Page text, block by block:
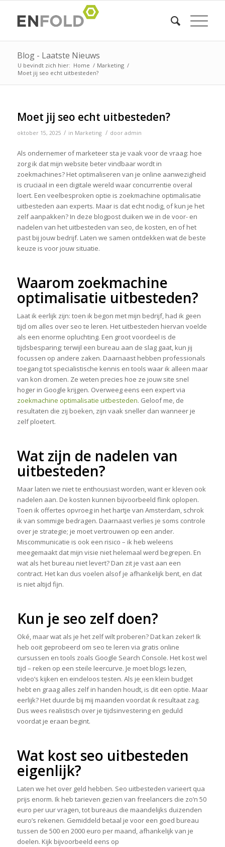
Blog - Laatste Nieuws
U bevindt zich hier: Home / Marketing /
Moet jij seo echt uitbesteden?
Moet jij seo echt uitbesteden?
oktober 15, 2025 / in Marketing / door admin
Als ondernemer of marketeer sta je vaak voor de vraag: hoe
zorg ik dat mijn website beter vindbaar wordt in
zoekmachines? Het optimaliseren van je online aanwezigheid
is cruciaal in een digitale wereld waar concurrentie overal
loert. Een veelbesproken optie is zoekmachine optimalisatie
uitbesteden aan experts. Maar is dat echt nodig, of kun je het
zelf aanpakken? In deze blogpost duiken we in de voor- en
nadelen van het uitbesteden van seo, de kosten, en of het
past bij jouw bedrijf. Laten we samen ontdekken wat de beste
keuze is voor jouw situatie.
Waarom zoekmachine
optimalisatie uitbesteden?
Laat ik eerlijk zijn: toen ik begon met mijn bedrijf, had ik geen
tijd om alles over seo te leren. Het uitbesteden hiervan voelde
als een enorme opluchting. Een groot voordeel is de
tijdsbesparing; terwijl een bureau aan de slag gaat, kun jij
focussen op andere zaken. Daarnaast hebben professionals
toegang tot specialistische kennis en tools waar ik alleen maar
van kon dromen. Ze weten precies hoe ze jouw site snel
hoger in Google krijgen. Overweeg eens een expert via
zoekmachine optimalisatie uitbesteden. Geloof me, de
resultaten die zij boeken, zijn vaak sneller dan wanneer je
zelf ploetert.
Wat zijn de nadelen van
uitbesteden?
Maar laten we niet te enthousiast worden, want er kleven ook
nadelen aan. De kosten kunnen bijvoorbeeld flink oplopen.
Toen ik offertes opvroeg in het hartje van Amsterdam, schrok
ik van sommige bedragen. Daarnaast verlies je soms controle
over je strategie; je moet vertrouwen op een ander.
Miscommunicatie is ook een risico – ik heb weleens
meegemaakt dat mijn visie niet helemaal werd begrepen. En
wat als het bureau niet levert? Dan zit je vast aan een
contract. Het kan dus voelen alsof je afhankelijk bent, en dat
is niet altijd fijn.
Kun je seo zelf doen?
Oké, maar wat als je het zelf wilt proberen? Dat kan zeker! Ik
heb ooit geprobeerd om seo te leren via gratis online
cursussen en tools zoals Google Search Console. Het kost wel
tijd – reken op een steile leercurve. Je moet blogs lezen,
video’s kijken en eindeloos testen. Als je een klein budget
hebt en graag alles zelf in handen houdt, is dit een optie. Maar
eerlijk? Het duurde bij mij maanden voordat ik resultaat zag.
Dus wees realistisch over je tijdsinvestering en geduld
voordat je eraan begint.
Wat kost seo uitbesteden
eigenlijk?
Laten we het over geld hebben. Seo uitbesteden varieert qua
prijs enorm. Ik heb tarieven gezien van freelancers die zo’n 50
euro per uur vragen, tot bureaus die maandelijks duizenden
euro’s rekenen. Gemiddeld betaal je voor een goed bureau
tussen de 500 en 2000 euro per maand, afhankelijk van je
doelen. Kijk bijvoorbeeld eens op